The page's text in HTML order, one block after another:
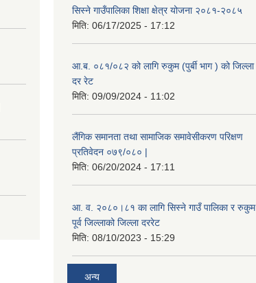
सिस्ने गाउँपालिका शिक्षा क्षेत्र योजना २०८१-२०८५
मिति: 06/17/2025 - 17:12
आ.ब. ०८१/०८२ को लागि रुकुम (पुर्बी भाग ) को जिल्ला
दर रेट
मिति: 09/09/2024 - 11:02
लैंगिक समानता तथा सामाजिक समावेसीकरण परिक्षण
प्रतिवेदन ०७९/०८० |
मिति: 06/20/2024 - 17:11
आ. व. २०८०।८१ का लागि सिस्ने गाउँ पालिका र रुकुम
पूर्व जिल्लाको जिल्ला दररेट
मिति: 08/10/2023 - 15:29
अन्य